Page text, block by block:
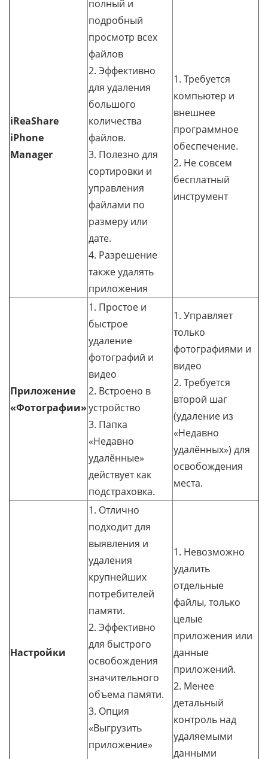
iReaShare
iPhone
Manager
полный и
подробный
просмотр всех
файлов
2. Эффективно
для удаления
большого
количества
файлов.
3. Полезно для
сортировки и
управления
файлами по
размеру или
дате.
4. Разрешение
также удалять
приложения
1. Требуется
компьютер и
внешнее
программное
обеспечение.
2. Не совсем
бесплатный
инструмент
Приложение
«Фотографии»
1. Простое и
быстрое
удаление
фотографий и
видео
2. Встроено в
устройство
3. Папка
«Недавно
удалённые»
действует как
подстраховка.
1. Управляет
только
фотографиями и
видео
2. Требуется
второй шаг
(удаление из
«Недавно
удалённых») для
освобождения
места.
Настройки
1. Отлично
подходит для
выявления и
удаления
крупнейших
потребителей
памяти.
2. Эффективно
для быстрого
освобождения
значительного
объема памяти.
3. Опция
«Выгрузить
приложение»
1. Невозможно
удалить
отдельные
файлы, только
целые
приложения или
данные
приложений.
2. Менее
детальный
контроль над
удаляемыми
данными